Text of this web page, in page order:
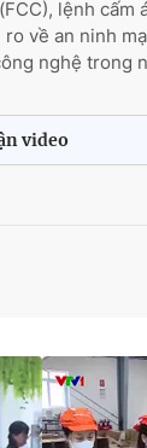
lệnh cấm
ro về an ninh
nghệ trong
video